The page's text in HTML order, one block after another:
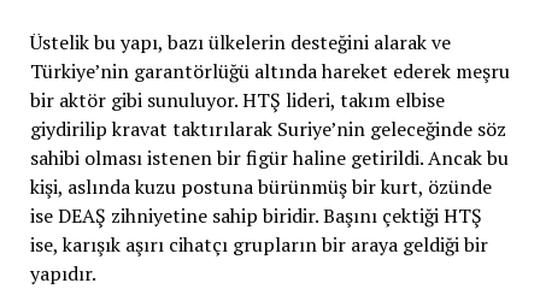
Üstelik bu yapı, bazı ülkelerin desteğini alarak ve
Türkiye’nin garantörlüğü altında hareket ederek meşru
bir aktör gibi sunuluyor. HTŞ lideri, takım elbise
giydirilip kravat taktırılarak Suriye’nin geleceğinde söz
sahibi olması istenen bir figür haline getirildi. Ancak bu
kişi, aslında kuzu postuna bürünmüş bir kurt, özünde
ise DEAŞ zihniyetine sahip biridir. Başını çektiği HTŞ
ise, karışık aşırı cihatçı grupların bir araya geldiği bir
yapıdır.